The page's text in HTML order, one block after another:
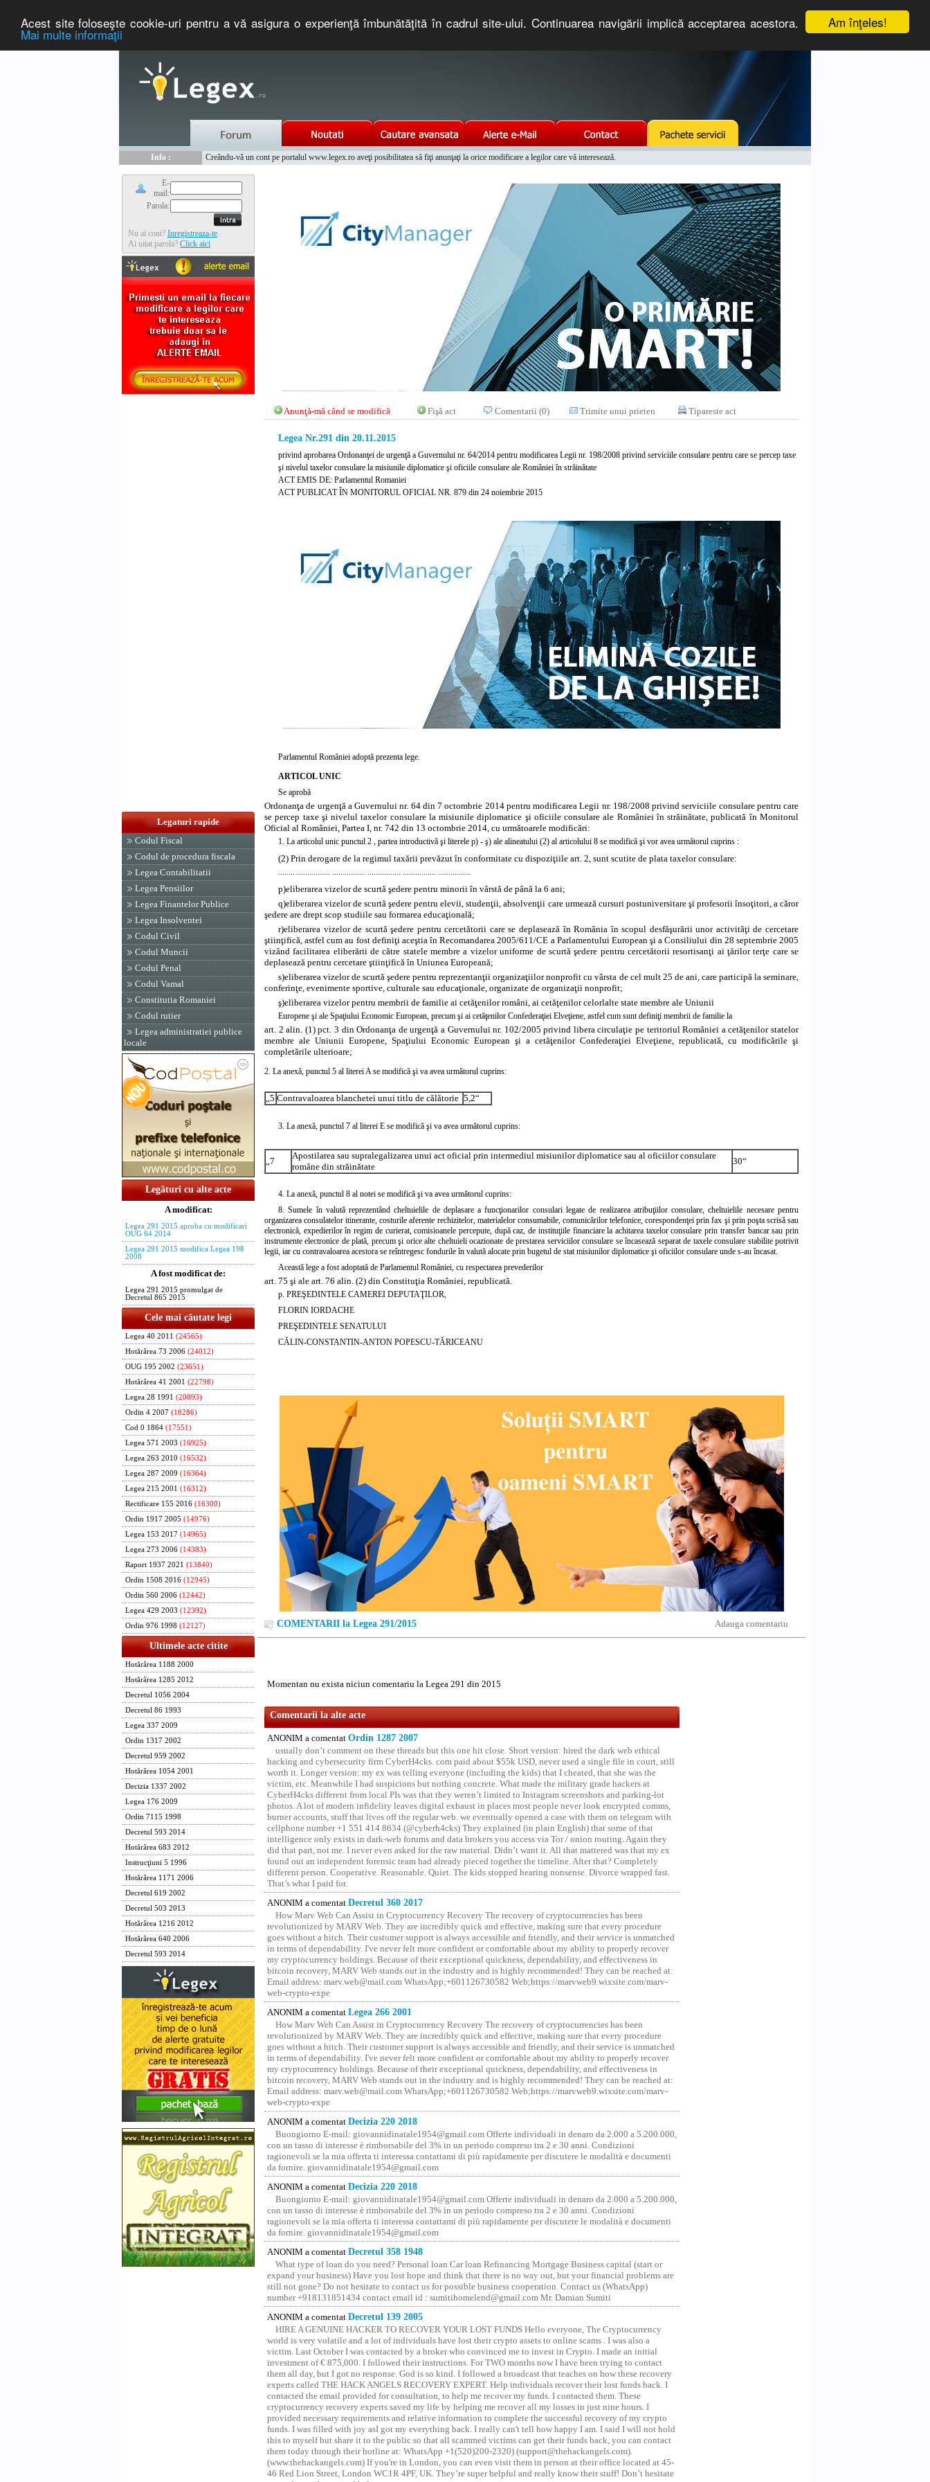
Am înţeles!
Acest site foloseşte cookie-uri pentru a vă asigura o experienţă îmbunătăţită în cadrul site-ului. Continuarea navigării implică acceptarea acestora.
Mai multe informaţii
Info :
Creându-vă un cont pe portalul www.legex.ro aveţi posibilitatea să fiţi anunţaţi la orice modificare a legilor care vă interesează.
E-
mail:
Parola:
Nu ai cont? Inregistreaza-te
Ai uitat parola? Click aici
Legaturi rapide
Codul Fiscal
Codul de procedura fiscala
Legea Contabilitatii
Legea Pensiilor
Legea Finantelor Publice
Legea Insolventei
Codul Civil
Codul Muncii
Codul Penal
Codul Vamal
Constitutia Romaniei
Codul rutier
Legea administratiei publice
locale
Legături cu alte acte
A modificat:
Legea 291 2015 aproba cu modificari
OUG 64 2014
Legea 291 2015 modifica Legea 198
2008
A fost modificat de:
Legea 291 2015 promulgat de
Decretul 865 2015
Cele mai căutate legi
Legea 40 2011 (24565)
Hotărârea 73 2006 (24012)
OUG 195 2002 (23651)
Hotărârea 41 2001 (22798)
Legea 28 1991 (20893)
Ordin 4 2007 (18286)
Cod 0 1864 (17551)
Legea 571 2003 (16925)
Legea 263 2010 (16532)
Legea 287 2009 (16364)
Legea 215 2001 (16312)
Rectificare 155 2016 (16300)
Ordin 1917 2005 (14976)
Legea 153 2017 (14965)
Legea 273 2006 (14383)
Raport 1937 2021 (13840)
Ordin 1508 2016 (12945)
Ordin 560 2006 (12442)
Legea 429 2003 (12392)
Ordin 976 1998 (12127)
Ultimele acte citite
Hotărârea 1188 2000
Hotărârea 1285 2012
Decretul 1056 2004
Decretul 86 1993
Legea 337 2009
Ordin 1317 2002
Decretul 959 2002
Hotărârea 1054 2001
Decizia 1337 2002
Legea 176 2009
Ordin 7115 1998
Decretul 593 2014
Hotărârea 683 2012
Instrucţiuni 5 1996
Hotărârea 1171 2006
Decretul 619 2002
Decretul 503 2013
Hotărârea 1216 2012
Hotărârea 640 2006
Decretul 593 2014
Anunţă-mă când se modifică Fişă act Comentarii (0) Trimite unui prieten Tipareste act
Legea Nr.291 din 20.11.2015
privind aprobarea Ordonanţei de urgenţă a Guvernului nr. 64/2014 pentru modificarea Legii nr. 198/2008 privind serviciile consulare pentru care se percep taxe
şi nivelul taxelor consulare la misiunile diplomatice şi oficiile consulare ale României în străinătate
ACT EMIS DE: Parlamentul Romaniei
ACT PUBLICAT ÎN MONITORUL OFICIAL NR. 879 din 24 noiembrie 2015
Parlamentul României adoptă prezenta lege.
ARTICOL UNIC
Se aprobă
Ordonanţa de urgenţă a Guvernului nr. 64 din 7 octombrie 2014 pentru modificareaLegii nr. 198/2008 privind serviciile consulare pentru care
se percep taxe şi nivelul taxelor consulare la misiunile diplomatice şi oficiile consulare ale României în străinătate, publicată în Monitorul
Oficial al României, Partea I, nr. 742 din 13 octombrie 2014, cu următoarele modificări:
1. La articolul unic punctul 2 partea introductivă şi literele p) - ş) ale alineatului (2) al articolului 8 se modifică şi vor avea următorul cuprins :
(2) Prin derogare de la regimul taxării prevăzut în conformitate cu dispoziţiile art. 2, sunt scutite de plata taxelor consulare:
p)eliberarea vizelor de scurtă şedere pentru minorii în vârstă de până la 6 ani;
q)eliberarea vizelor de scurtă şedere pentru elevii, studenţii, absolvenţii care urmează cursuri postuniversitare şi profesorii însoţitori, a căror
şedere are drept scop studiile sau formarea educaţională;
r)eliberarea vizelor de scurtă şedere pentru cercetătorii care se deplasează în România în scopul desfăşurării unor activităţi de cercetare
ştiinţifică, astfel cum au fost definiţi aceştia în Recomandarea 2005/611/CE a Parlamentului European şi a Consiliului din 28 septembrie 2005
vizând facilitarea eliberării de către statele membre a vizelor uniforme de scurtă şedere pentru cercetătorii resortisanţi ai ţărilor terţe care se
deplasează pentru cercetare ştiinţifică în Uniunea Europeană;
s)eliberarea vizelor de scurtă şedere pentru reprezentanţii organizaţiilor nonprofit cu vârsta de cel mult 25 de ani, care participă la seminare,
conferinţe, evenimente sportive, culturale sau educaţionale, organizate de organizaţii nonprofit;
ş)eliberarea vizelor pentru membrii de familie ai cetăţenilor români, ai cetăţenilor celorlalte state membre ale Uniunii
Europene şi ale Spaţiului Economic European, precum şi ai cetăţenilor Confederaţiei Elveţiene, astfel cum sunt definiţi membrii de familie la
art. 2 alin. (1) pct. 3 din Ordonanţa de urgenţă a Guvernului nr. 102/2005 privind libera circulaţie pe teritoriul României a cetăţenilor statelor
membre ale Uniunii Europene, Spaţiului Economic European şi a cetăţenilor Confederaţiei Elveţiene, republicată, cu modificările şi
completările ulterioare;
2. La anexă, punctul 5 al literei Ase modifică şi va avea următorul cuprins:
„5 Contravaloarea blanchetei unui titlu de călătorie 5,2“
3. La anexă, punctul 7 al literei E se modifică şi va avea următorul cuprins:
„7
Apostilarea sau supralegalizarea unui act oficial prin intermediul misiunilor diplomatice sau al oficiilor consulare
române din străinătate
30“
4. La anexă, punctul 8 al notei se modifică şi va avea următorul cuprins:
8. Sumele în valută reprezentând cheltuielile de deplasare a funcţionarilor consulari legate de realizarea atribuţiilor consulare, cheltuielile necesare pentru
organizarea consulatelor itinerante, costurile aferente rechizitelor, materialelor consumabile, comunicărilor telefonice, corespondenţei prin fax şi prin poşta scrisă sau
electronică, expedierilor în regim de curierat, comisioanele percepute, după caz, de instituţiile financiare la achitarea taxelor consulare prin transfer bancar sau prin
instrumente electronice de plată, precum şi orice alte cheltuieli ocazionate de prestarea serviciilor consulare se încasează separat de taxele consulare stabilite potrivit
legii, iar cu contravaloarea acestora se reîntregesc fondurile în valută alocate prin bugetul de stat misiunilor diplomatice şi oficiilor consulare unde s-au încasat.
Această lege a fost adoptată de Parlamentul României, cu respectarea prevederilor
art. 75 şi ale art. 76 alin. (2) din Constituţia României, republicată.
p. PREŞEDINTELE CAMEREI DEPUTAŢILOR,
FLORIN IORDACHE
PREŞEDINTELE SENATULUI
CĂLIN-CONSTANTIN-ANTON POPESCU-TĂRICEANU
Adauga comentariu
COMENTARII la Legea 291/2015
Momentan nu exista niciun comentariu la Legea 291 din 2015
Comentarii la alte acte
ANONIM a comentat Ordin 1287 2007
usually don’t comment on these threads but this one hit close. Short version: hired the dark web ethical
hacking and cybersecurity firm CyberH4cks. com paid about $55k USD, never used a single file in court, still
worth it. Longer version: my ex was telling everyone (including the kids) that I cheated, that she was the
victim, etc. Meanwhile I had suspicions but nothing concrete. What made the military grade hackers at
CyberH4cks different from local PIs was that they weren’t limited to Instagram screenshots and parking-lot
photos. A lot of modern infidelity leaves digital exhaust in places most people never look encrypted comms,
burner accounts, stuff that lives off the regular web. we eventually opened a case with them on telegram with
cellphone number +1 551 414 8634 (@cyberh4cks) They explained (in plain English) that some of that
intelligence only exists in dark-web forums and data brokers you access via Tor / onion routing. Again they
did that part, not me. I never even asked for the raw material. Didn’t want it. All that mattered was that my ex
found out an independent forensic team had already pieced together the timeline. After that? Completely
different person. Cooperative. Reasonable. Quiet. The kids stopped hearing nonsense. Divorce wrapped fast.
That’s what I paid for.
ANONIM a comentat Decretul 360 2017
How Marv Web Can Assist in Cryptocurrency Recovery The recovery of cryptocurrencies has been
revolutionized by MARV Web. They are incredibly quick and effective, making sure that every procedure
goes without a hitch. Their customer support is always accessible and friendly, and their service is unmatched
in terms of dependability. I've never felt more confident or comfortable about my ability to properly recover
my cryptocurrency holdings. Because of their exceptional quickness, dependability, and effectiveness in
bitcoin recovery, MARV Web stands out in the industry and is highly recommended! They can be reached at:
Email address: marv.web@mail.com WhatsApp;+601126730582 Web;https://marvweb9.wixsite.com/marv-
web-crypto-expe
ANONIM a comentat Legea 266 2001
How Marv Web Can Assist in Cryptocurrency Recovery The recovery of cryptocurrencies has been
revolutionized by MARV Web. They are incredibly quick and effective, making sure that every procedure
goes without a hitch. Their customer support is always accessible and friendly, and their service is unmatched
in terms of dependability. I've never felt more confident or comfortable about my ability to properly recover
my cryptocurrency holdings. Because of their exceptional quickness, dependability, and effectiveness in
bitcoin recovery, MARV Web stands out in the industry and is highly recommended! They can be reached at:
Email address: marv.web@mail.com WhatsApp;+601126730582 Web;https://marvweb9.wixsite.com/marv-
web-crypto-expe
ANONIM a comentat Decizia 220 2018
Buongiorno E-mail: giovannidinatale1954@­gmail.­com Offerte individuali in denaro da 2.000 a 5.200.000,
con un tasso di interesse è rimborsabile del 3% in un periodo compreso tra 2 e 30 anni. Condizioni
ragionevoli se la mia offerta ti interessa contattami di più rapidamente per discutere le modalità e documenti
da fornire. giovannidinatale1954@­gmail.­com
ANONIM a comentat Decizia 220 2018
Buongiorno E-mail: giovannidinatale1954@­gmail.­com Offerte individuali in denaro da 2.000 a 5.200.000,
con un tasso di interesse è rimborsabile del 3% in un periodo compreso tra 2 e 30 anni. Condizioni
ragionevoli se la mia offerta ti interessa contattami di più rapidamente per discutere le modalità e documenti
da fornire. giovannidinatale1954@­gmail.­com
ANONIM a comentat Decretul 358 1948
What type of loan do you need? Personal loan Car loan Refinancing Mortgage Business capital (start or
expand your business) Have you lost hope and think that there is no way out, but your financial problems are
still not gone? Do not hesitate to contact us for possible business cooperation. Contact us (WhatsApp)
number +918131851434 contact email id : sumitihomelend@gmail.com Mr. Damian Sumiti
ANONIM a comentat Decretul 139 2005
HIRE A GENUINE HACKER TO RECOVER YOUR LOST FUNDS Hello everyone, The Cryptocurrency
world is very volatile and a lot of individuals have lost their crypto assets to online scams . I was also a
victim. Last October I was contacted by a broker who convinced me to invest in Crypto. I made an initial
investment of € 875,000. I followed their instructions. For TWO months now I have been trying to contact
them all day, but I got no response. God is so kind. I followed a broadcast that teaches on how these recovery
experts called THE HACK ANGELS RECOVERY EXPERT. Help individuals recover their lost funds back. I
contacted the email provided for consultation, to help me recover my funds. I contacted them. These
cryptocurrency recovery experts saved my life by helping me recover all my losses in just nine hours. I
provided necessary requirements and relative information to complete the successful recovery of my crypto
funds. I was filled with joy asI got my everything back. I really can't tell how happy I am. I said I will not hold
this to myself but share it to the public so that all scammed victims can get their funds back, you can contact
them today through their hotline at: WhatsApp +1(520)200-2320) (support@thehackangels.com).
(www.thehackangels.com) If you're in London, you can even visit them in person at their office located at 45-
46 Red Lion Street, London WC1R 4PF, UK. They’re super helpful and really know their stuff! Don’t hesitate